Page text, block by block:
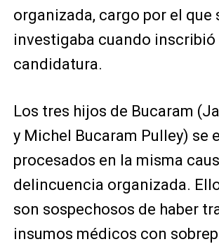
organizada, cargo por el que
investigaba cuando inscribió
candidatura.
Los tres hijos de Bucaram
y Michel Bucaram Pulley) se
procesados en la misma
delincuencia organizada.
son sospechosos de haber
insumos médicos con